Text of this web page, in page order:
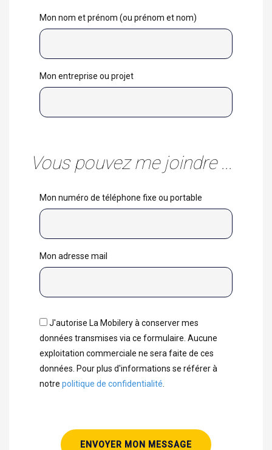
Mon nom et prénom (ou prénom et nom)
Mon entreprise ou projet
Vous pouvez me joindre ...
Mon numéro de téléphone fixe ou portable
Mon adresse mail
J'autorise La Mobilery à conserver mes
données transmises via ce formulaire. Aucune
exploitation commerciale ne sera faite de ces
données. Pour plus d'informations se référer à
notre politique de confidentialité